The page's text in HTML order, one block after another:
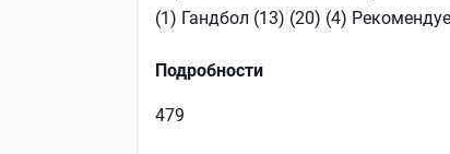
(1) Гандбол (13) (20) (4)
Подробности
479